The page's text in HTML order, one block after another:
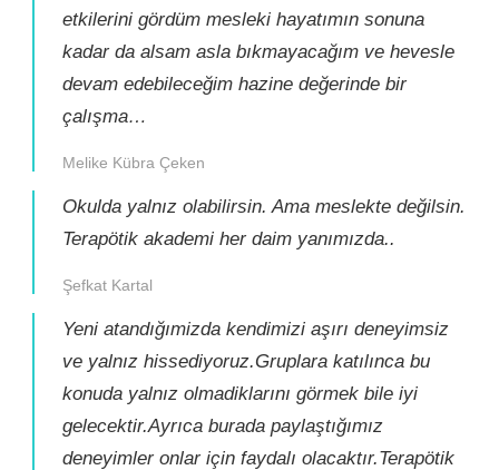
etkilerini gördüm mesleki hayatımın sonuna
kadar da alsam asla bıkmayacağım ve hevesle
devam edebileceğim hazine değerinde bir
çalışma…
Melike Kübra Çeken
Okulda yalnız olabilirsin. Ama meslekte değilsin.
Terapötik akademi her daim yanımızda..
Şefkat Kartal
Yeni atandığımizda kendimizi aşırı deneyimsiz
ve yalnız hissediyoruz.Gruplara katılınca bu
konuda yalnız olmadiklarını görmek bile iyi
gelecektir.Ayrıca burada paylaştığımız
deneyimler onlar için faydalı olacaktır.Terapötik